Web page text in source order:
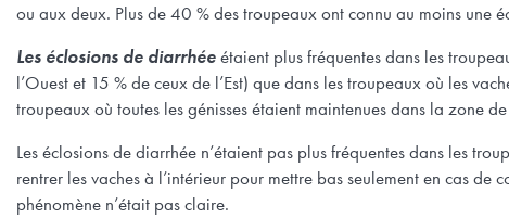
ou aux deux. Plus de 40 % des troupeaux ont connu au moins une
Les éclosions de diarrhéeétaient plus fréquentes dans les
l’Ouest et 15 % de ceux de l’Est) que dans les troupeaux où les
troupeaux où toutes les génisses étaient maintenues dans la zone
Les éclosions de diarrhée n’étaient pas plus fréquentes dans les
rentrer les vaches à l’intérieur pour mettre bas seulement en cas
phénomène n’était pas claire.